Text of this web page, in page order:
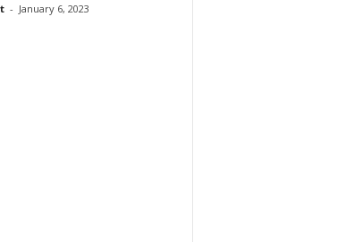
- January 6, 2023